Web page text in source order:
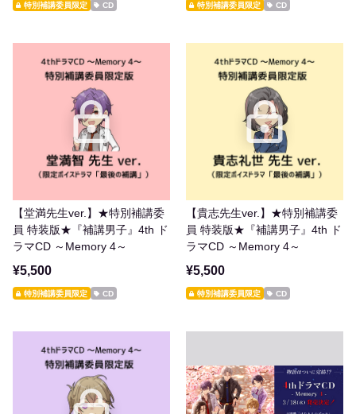
特別補講委員限定 CD 特別補講委員限定 CD
【堂満先生ver.】★特別補講委
員 特装版★『補講男子』4th ド
ラマCD ～Memory 4～
¥5,500
特別補講委員限定 CD
【貴志先生ver.】★特別補講委
員 特装版★『補講男子』4th ド
ラマCD ～Memory 4～
¥5,500
特別補講委員限定 CD